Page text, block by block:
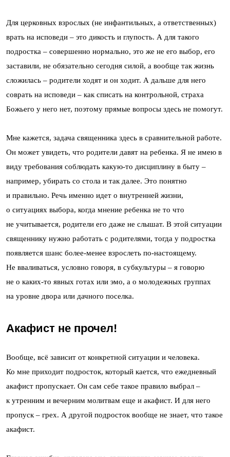
Для церковных взрослых (не инфантильных, а ответственных)
врать на исповеди – это дикость и глупость. А для такого
подростка – совершенно нормально, это же не его выбор, его
заставили, не обязательно сегодня силой, а вообще так жизнь
сложилась – родители ходят и он ходит. А дальше для него
соврать на исповеди – как списать на контрольной, страха
Божьего у него нет, поэтому прямые вопросы здесь не помогут.
Мне кажется, задача священника здесь в сравнительной работе.
Он может увидеть, что родители давят на ребенка. Я не имею в
виду требования соблюдать какую-то дисциплину в быту –
например, убирать со стола и так далее. Это понятно
и правильно. Речь именно идет о внутренней жизни,
о ситуациях выбора, когда мнение ребенка не то что
не учитывается, родители его даже не слышат. В этой ситуации
священнику нужно работать с родителями, тогда у подростка
появляется шанс более-менее взрослеть по-настоящему.
Не вваливаться, условно говоря, в субкультуры – я говорю
не о каких-то явных готах или эмо, а о молодежных группах
на уровне двора или дачного поселка.
Акафист не прочел!
Вообще, всё зависит от конкретной ситуации и человека.
Ко мне приходит подросток, который кается, что ежедневный
акафист пропускает. Он сам себе такое правило выбрал –
к утренним и вечерним молитвам еще и акафист. И для него
пропуск – грех. А другой подросток вообще не знает, что такое
акафист.